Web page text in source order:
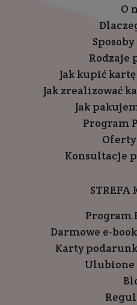
O
Rodzaje
Jak kupić
Jak zrealizować
Jak
Program
Konsultacje
STREFA
Program
Darmowe e-
Karty